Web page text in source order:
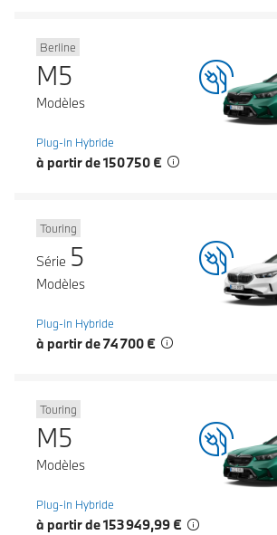
Berline
M5
Modèles
Plug-in Hybride
à partir de 150 750 €
Touring
Série 5
Modèles
Plug-in Hybride
à partir de 74 700 €
Touring
M5
Modèles
Plug-in Hybride
à partir de 153 949,99 €